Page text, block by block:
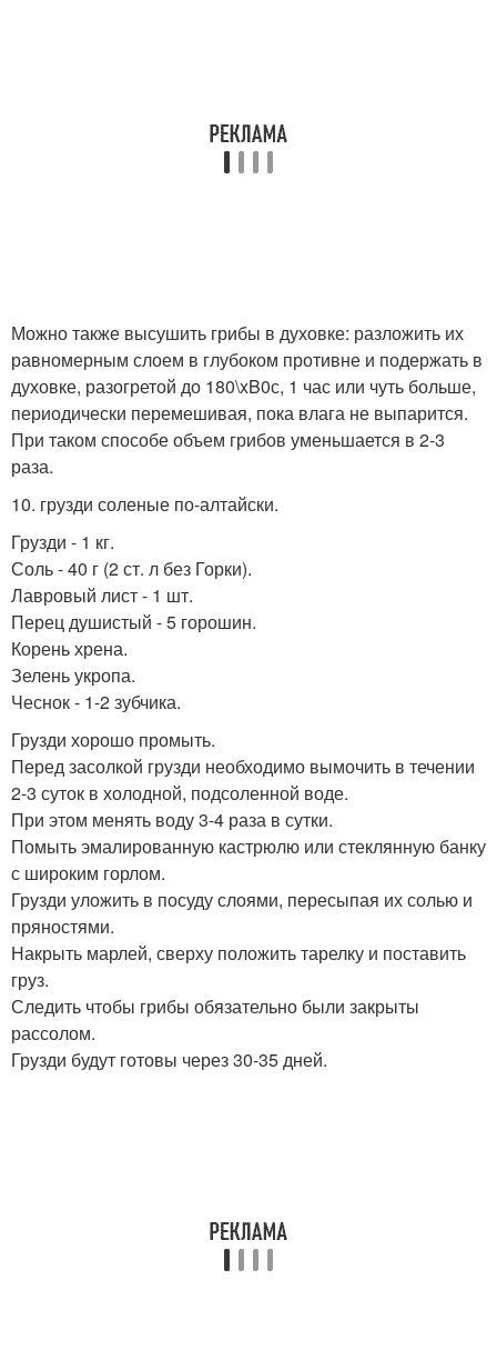
Можно также высушить грибы в духовке: разложить их
равномерным слоем в глубоком противне и подержать в
духовке, разогретой до 180\xB0с, 1 час или чуть больше,
периодически перемешивая, пока влага не выпарится.
При таком способе объем грибов уменьшается в 2-3
раза.
10. грузди соленые по-алтайски.
Грузди - 1 кг.
Соль - 40 г (2 ст. л без Горки).
Лавровый лист - 1 шт.
Перец душистый - 5 горошин.
Корень хрена.
Зелень укропа.
Чеснок - 1-2 зубчика.
Грузди хорошо промыть.
Перед засолкой грузди необходимо вымочить в течении
2-3 суток в холодной, подсоленной воде.
При этом менять воду 3-4 раза в сутки.
Помыть эмалированную кастрюлю или стеклянную банку
с широким горлом.
Грузди уложить в посуду слоями, пересыпая их солью и
пряностями.
Накрыть марлей, сверху положить тарелку и поставить
груз.
Следить чтобы грибы обязательно были закрыты
рассолом.
Грузди будут готовы через 30-35 дней.